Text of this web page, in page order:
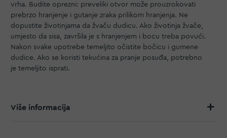
vrha. Budite oprezni: preveliki otvor može prouzrokovati
prebrzo hranjenje i gutanje zraka prilikom hranjenja. Ne
dopustite životinjama da žvaču dudicu. Ako životinja žvače,
umjesto da sisa, završila je s hranjenjem i bocu treba povući.
Nakon svake upotrebe temeljito očistite bočicu i gumene
dudice. Ako se koristi tekućina za pranje posuđa, potrebno
je temeljito isprati.
Više informacija